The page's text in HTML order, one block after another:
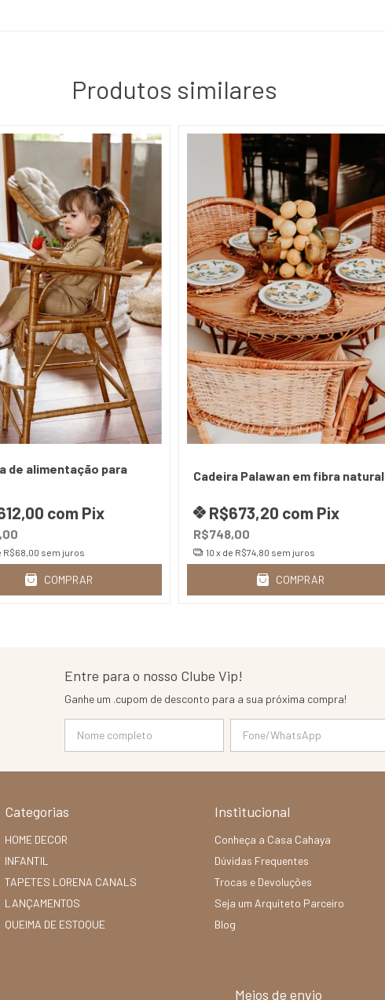
Produtos similares
de alimentação para
com Pix
R$68,00 sem juros
COMPRAR
Cadeira Palawan em fibra natural
R$748,00
R$673,20 com Pix
10 x de R$74,80 sem juros
COMPRAR
Entre para o nosso Clube Vip!
Ganhe um .cupom de desconto para a sua próxima compra!
Categorias
HOME DECOR
INFANTIL
TAPETES LORENA CANALS
LANÇAMENTOS
QUEIMA DE ESTOQUE
Institucional
Conheça a Casa Cahaya
Dúvidas Frequentes
Trocas e Devoluções
Seja um Arquiteto Parceiro
Blog
Meios de envio